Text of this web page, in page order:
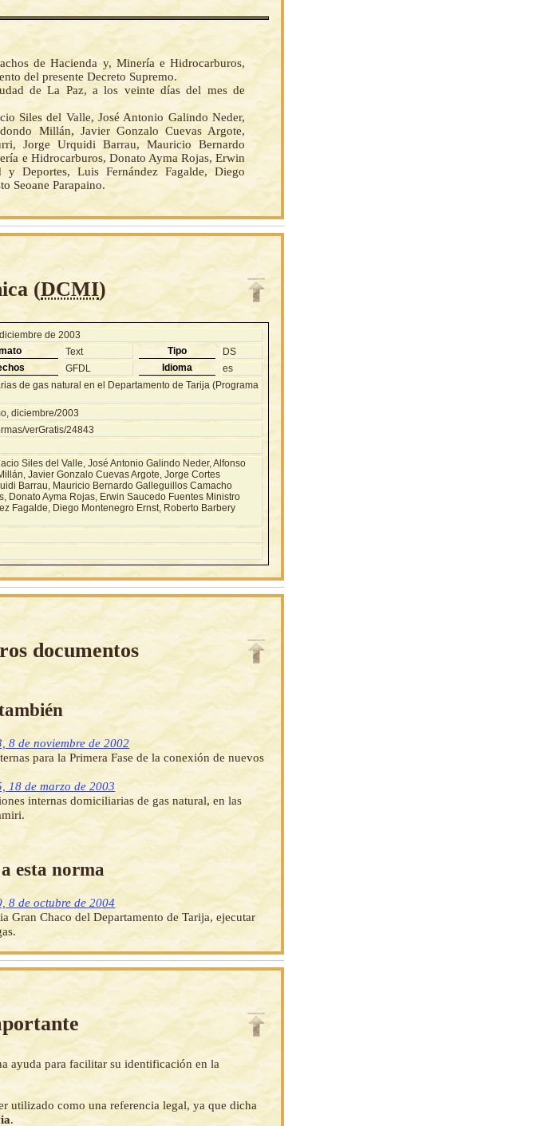
de Hacienda y, Minería e Hidrocarburos,
del presente Decreto Supremo.
de La Paz, a los veinte días del mes de
Siles del Valle, José Antonio Galindo Neder,
Millán, Javier Gonzalo Cuevas Argote,
Jorge Urquidi Barrau, Mauricio Bernardo
e Hidrocarburos, Donato Ayma Rojas, Erwin
Deportes, Luis Fernández Fagalde, Diego
Seoane Parapaino.
(DCMI)
de 2003
Text Tipo
DS
GFDL Idioma
es
de gas natural en el Departamento de Tarija (Programa
diciembre/2003
verGratis/24843
Siles del Valle, José Antonio Galindo Neder, Alfonso
Javier Gonzalo Cuevas Argote, Jorge Cortes
Barrau, Mauricio Bernardo Galleguillos Camacho
Donato Ayma Rojas, Erwin Saucedo Fuentes Ministro
Fagalde, Diego Montenegro Ernst, Roberto Barbery
documentos
8 de noviembre de 2002
para la Primera Fase de la conexión de nuevos
18 de marzo de 2003
internas domiciliarias de gas natural, en las
esta norma
8 de octubre de 2004
Gran Chaco del Departamento de Tarija, ejecutar
ayuda para facilitar su identificación en la
utilizado como una referencia legal, ya que dicha
.